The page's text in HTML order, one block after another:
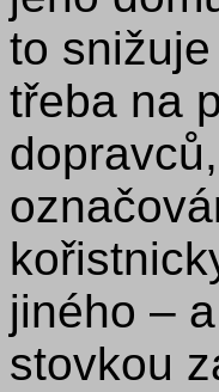
to
třeba na
jiného –
stovkou